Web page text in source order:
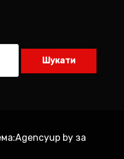
by за